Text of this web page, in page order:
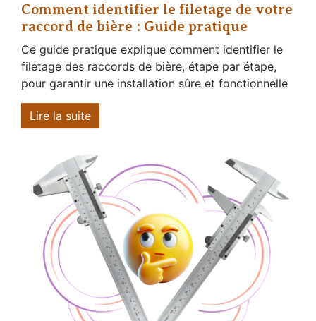
Comment identifier le filetage de votre
raccord de bière : Guide pratique
Ce guide pratique explique comment identifier le
filetage des raccords de bière, étape par étape,
pour garantir une installation sûre et fonctionnelle
Lire la suite